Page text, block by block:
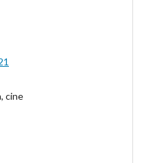
cine